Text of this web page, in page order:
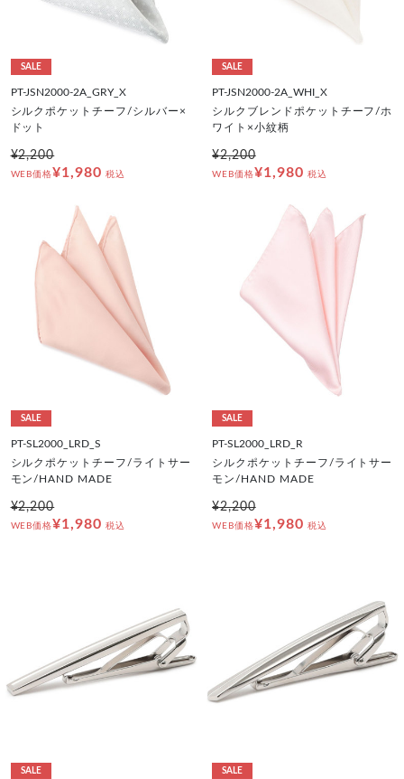
SALE
PT-JSN2000-2A_GRY_X
シルクポケットチーフ/シルバー×
ドット
¥2,200
WEB価格¥1,980 税込
SALE
PT-JSN2000-2A_WHI_X
シルクブレンドポケットチーフ/ホ
ワイト×小紋柄
¥2,200
WEB価格¥1,980 税込
SALE
PT-SL2000_LRD_S
シルクポケットチーフ/ライトサー
モン/HAND MADE
¥2,200
WEB価格¥1,980 税込
SALE
PT-SL2000_LRD_R
シルクポケットチーフ/ライトサー
モン/HAND MADE
¥2,200
WEB価格¥1,980 税込
SALE SALE